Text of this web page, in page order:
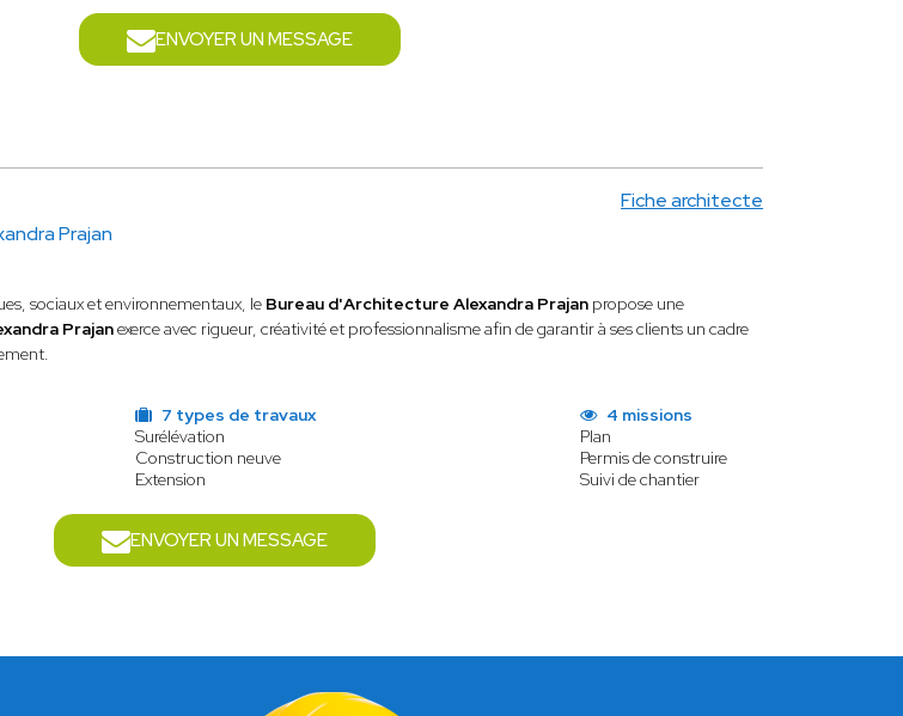
ENVOYER UN MESSAGE
Prajan
Fiche architecte
sociaux et environnementaux, le Bureau d'Architecture Alexandra Prajanpropose une
Prajanexerce avec rigueur, créativité et professionnalisme afin de garantir à ses clients un cadre
7 types de travaux
Surélévation
Construction neuve
Extension
4 missions
Plan
Permis de construire
Suivi de chantier
ENVOYER UN MESSAGE